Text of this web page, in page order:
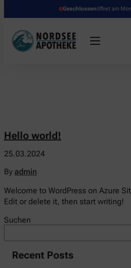
Geschlossenöffnet am
Hello world!
25.03.2024
By admin
Welcome to WordPress on Azure
Edit or delete it, then start writing!
Suchen
Recent Posts